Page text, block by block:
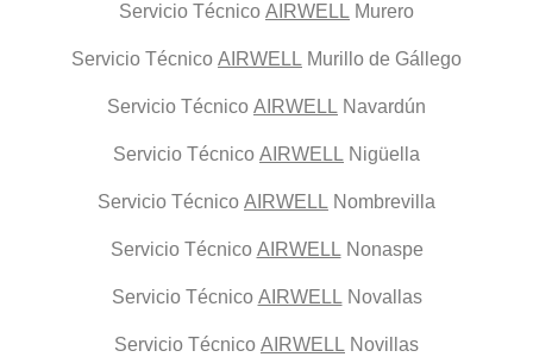
Servicio Técnico AIRWELL Murero
Servicio Técnico AIRWELL Murillo de Gállego
Servicio Técnico AIRWELL Navardún
Servicio Técnico AIRWELL Nigüella
Servicio Técnico AIRWELL Nombrevilla
Servicio Técnico AIRWELLNonaspe
Servicio Técnico AIRWELLNovallas
Servicio Técnico AIRWELL Novillas